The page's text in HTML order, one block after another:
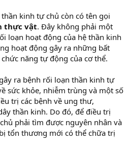
kinh tự chủ còn có tên gọi
thực vật. Đây không phải một
loạn hoạt động của hệ thần kinh
hoạt động gây ra những bất
năng tự động của cơ thể.
ra bệnh rối loạn thần kinh tự
sức khỏe, nhiễm trùng và một số
trị các bệnh về ung thư,
thần kinh. Do đó, để điều trị
phải tìm được nguyên nhân và
tổn thương mới có thể chữa trị